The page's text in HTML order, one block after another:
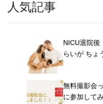
人気記事
NICU退院
らいが ちょ
無料撮影会
に参加して